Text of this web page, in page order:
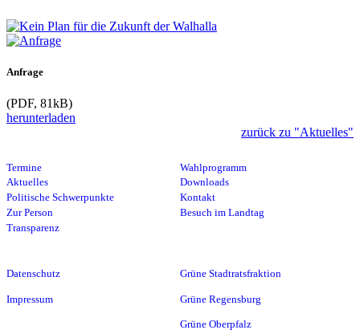
Anfrage
(PDF, 81kB)
herunterladen
zurück zu "Aktuelles"
Termine
Aktuelles
Politische Schwerpunkte
Zur Person
Transparenz
Wahlprogramm
Downloads
Kontakt
Besuch im Landtag
Datenschutz
Impressum
Grüne Stadtratsfraktion
Grüne Regensburg
Grüne Oberpfalz